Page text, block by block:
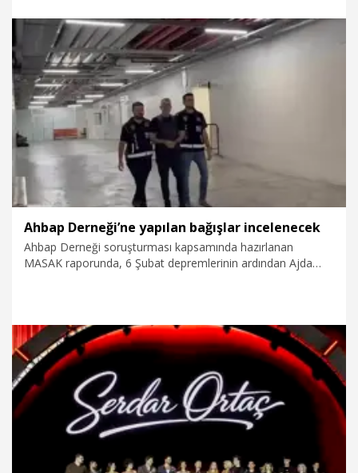
8.08.2026 Gündem
Ahbap Derneği’ne yapılan bağışlar incelenecek
Ahbap Derneği soruşturması kapsamında hazırlanan
MASAK raporunda, 6 Şubat depremlerinin ardından Ajda
amacıyla gönderildiği değerlendirilen paraların hangi kişi ve
şirketlere aktarıldığını, muhasebe kayıtlarına işlenip
işlenmediği ve kampanyada belirtilen amaçlar
doğrultusunda kullanılıp kullanılmadığı araştıracak.
6.08.2026 Gündem